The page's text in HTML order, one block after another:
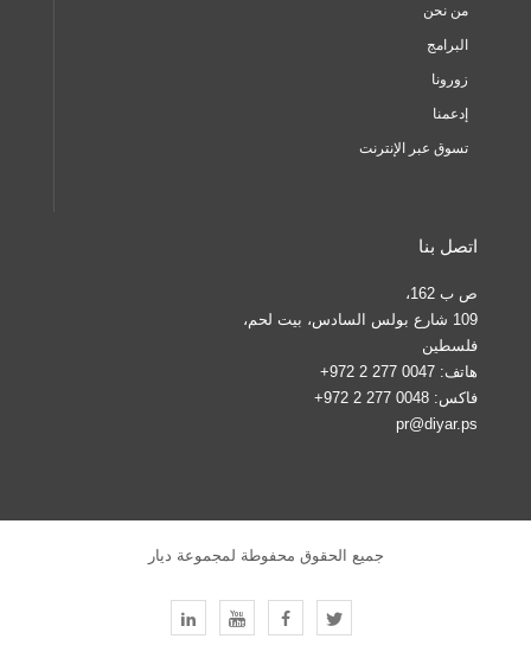
من نحن
البرامج
زورونا
إدعمنا
تسوق عبر الإنترنت
اتصل بنا
ص ب 162،
109 شارع بولس السادس، بيت لحم،
فلسطين
هاتف: 0047 277 2 972+
فاكس: 0048 277 2 972+
pr@diyar.ps
جميع الحقوق محفوطة لمجموعة ديار